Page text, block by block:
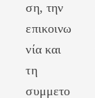
ση, την
επικοινω
νία και
τη
συμμετο